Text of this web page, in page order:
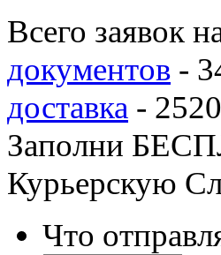
Всего заявок
документов -
доставка - 2520
Заполни
Курьерскую
Что